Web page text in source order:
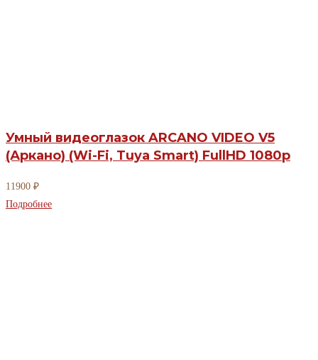
Умный видеоглазок ARCANO VIDEO V5
(Аркано) (Wi-Fi, Tuya Smart) FullHD 1080р
11900 ₽
Подробнее